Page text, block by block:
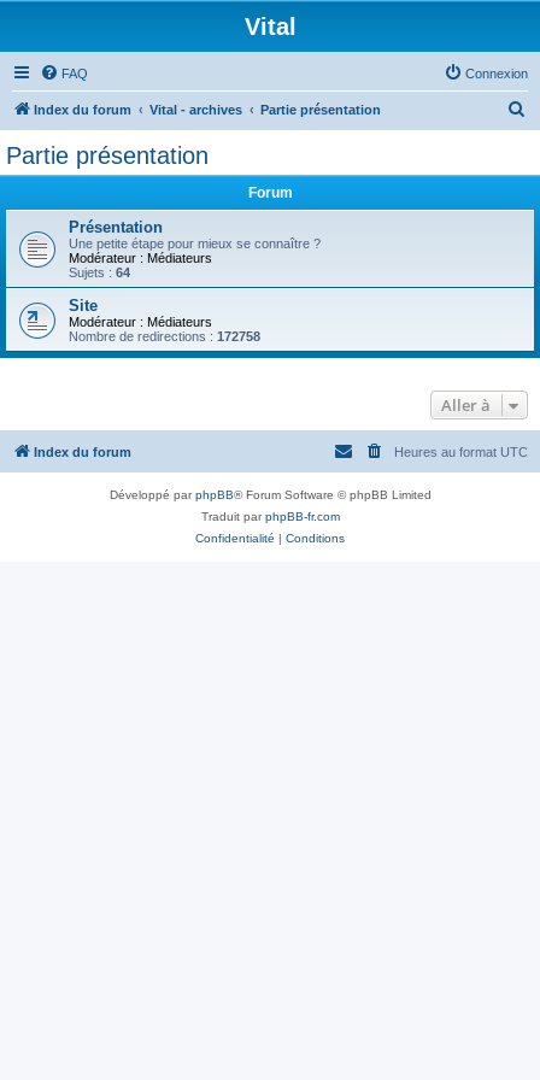
Vital
FAQ Connexion
Index du forum Vital - archives Partie présentation
Partie présentation
Forum
Présentation
Une petite étape pour mieux se connaître ?
Modérateur : Médiateurs
Sujets : 64
Site
Modérateur : Médiateurs
Nombre de redirections : 172758
Aller à
Index du forum Heures au format UTC
Développé parphpBB® Forum Software © phpBB Limited
Traduit parphpBB-fr.com
Confidentialité | Conditions